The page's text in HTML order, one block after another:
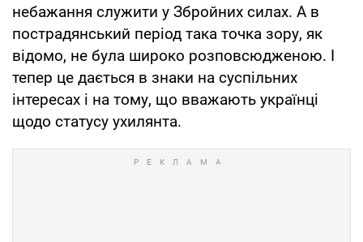
небажання служити у Збройних силах. А в
пострадянський період така точка зору, як
відомо, не була широко розповсюдженою. І
тепер це дається в знаки на суспільних
інтересах і на тому, що вважають українці
щодо статусу ухилянта.